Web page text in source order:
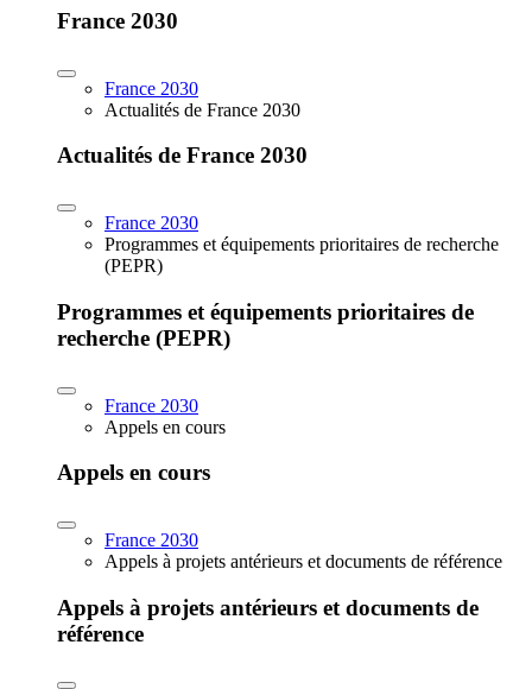
France 2030
France 2030
Actualités de France 2030
Actualités de France 2030
France 2030
Programmes et équipements prioritaires de recherche
(PEPR)
Programmes et équipements prioritaires de
recherche (PEPR)
France 2030
Appels en cours
Appels en cours
France 2030
Appels à projets antérieurs et documents de référence
Appels à projets antérieurs et documents de
référence